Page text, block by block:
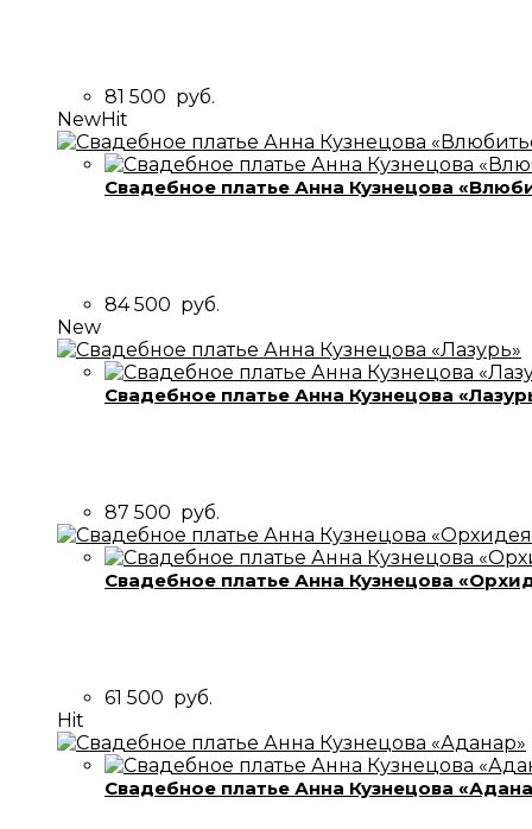
81 500 руб.
NewHit
Свадебное платье Анна Кузнецова
84 500 руб.
New
Свадебное платье Анна Кузнецова
87 500 руб.
Свадебное платье Анна Кузнецова
61 500 руб.
Hit
Свадебное платье Анна Кузнецова